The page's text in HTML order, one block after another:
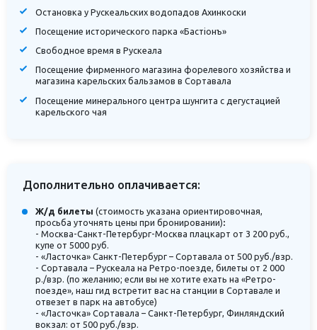
Остановка у Рускеальских водопадов Ахинкоски
Посещение исторического парка «Бастiонъ»
Свободное время в Рускеала
Посещение фирменного магазина форелевого хозяйства и
магазина карельских бальзамов в Сортавала
Посещение минерального центра шунгита с дегустацией
карельского чая
Дополнительно оплачивается:
Ж/д билеты (стоимость указана ориентировочная,
просьба уточнять цены при бронировании):
- Москва-Санкт-Петербург-Москва плацкарт от 3 200 руб.,
купе от 5000 руб.
- «Ласточка» Санкт-Петербург – Сортавала от 500 руб./взр.
- Сортавала – Рускеала на Ретро-поезде, билеты от 2 000
р./взр. (по желанию; если вы не хотите ехать на «Ретро-
поезде», наш гид встретит вас на станции в Сортавале и
отвезет в парк на автобусе)
- «Ласточка» Сортавала – Санкт-Петербург, Финляндский
вокзал: от 500 руб./взр.